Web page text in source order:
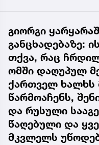
გიორგი
განცხადებაზე:
თქვა, რაც
ომში დაღუპულ
ქართველ ხალხს
წარმოაჩენს,
და რუსული
წაღებული და
მკვლელს